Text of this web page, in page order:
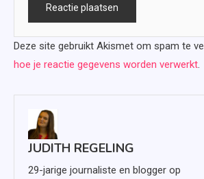
Deze site gebruikt Akismet om spam te
hoe je reactie gegevens worden verwerkt.
JUDITH REGELING
29-jarige journaliste en blogger op